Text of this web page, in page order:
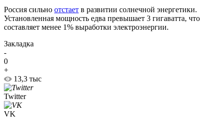
Россия сильно отстает в развитии солнечной энергетики.
Установленная мощность едва превышает 3 гигаватта, что
составляет менее 1% выработки электроэнергии.
Закладка
-
0
+
13,3 тыс
Twitter
VK